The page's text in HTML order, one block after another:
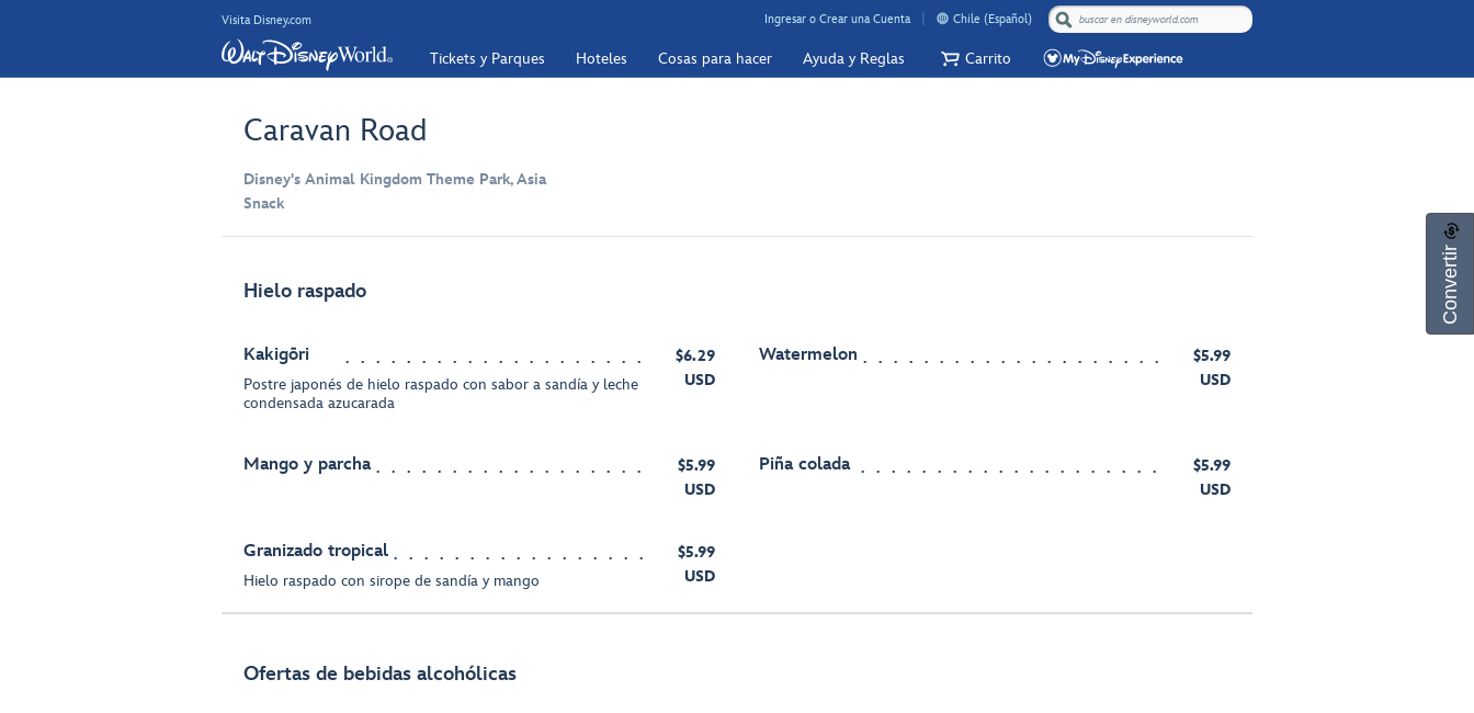
Visita Disney.com Ingresar o Crear una Cuenta Chile (Español)
Tickets y Parques Hoteles Cosas para hacer Ayuda y Reglas Carrito
Caravan Road
Disney's Animal Kingdom Theme Park, Asia
Snack
Hielo raspado
Kakigōri
Postre japonés de hielo raspado con sabor a sandía y leche
condensada azucarada
$6.29
USD
Watermelon
$5.99
USD
Mango y parcha
$5.99
USD
Piña colada
$5.99
USD
Granizado tropical
Hielo raspado con sirope de sandía y mango
$5.99
USD
Ofertas de bebidas alcohólicas
Convertir